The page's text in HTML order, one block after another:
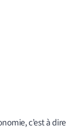
c’est à